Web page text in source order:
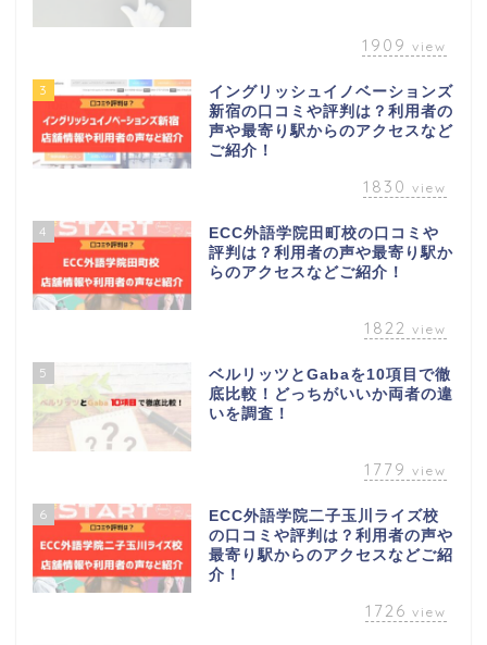
1909 view
3
イングリッシュイノベーションズ
新宿の口コミや評判は？利用者の
声や最寄り駅からのアクセスなど
ご紹介！
1830 view
4
ECC外語学院田町校の口コミや
評判は？利用者の声や最寄り駅か
らのアクセスなどご紹介！
1822 view
5
ベルリッツとGabaを10項目で徹
底比較！どっちがいいか両者の違
いを調査！
1779 view
6
ECC外語学院二子玉川ライズ校
の口コミや評判は？利用者の声や
最寄り駅からのアクセスなどご紹
介！
1726 view